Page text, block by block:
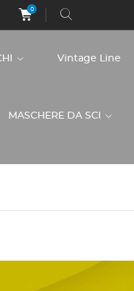
0
Vintage Line
MASCHERE DA SCI